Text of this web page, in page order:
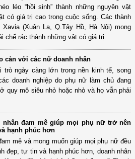
léo “hồi sinh” thành những nguyên vật
có giá trị cao trong cuộc sống. Các thành
(Xuân La, Q.Tây Hồ, Hà Nội) mong
chế rác thành những vật có giá trị.
cản với các nữ doanh nhân
trò ngày càng lớn trong nền kinh tế, song
doanh nghiệp do phụ nữ làm chủ đang
quy mô siêu nhỏ hoặc nhỏ và họ vẫn phải
nhân đam mê giúp mọi phụ nữ trở nên
hạnh phúc hơn
mê và mong muốn giúp mọi phụ nữ đều
đẹp, tự tin và hạnh phúc hơn, doanh nhân